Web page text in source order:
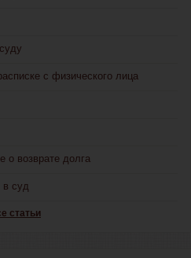
с физического лица
о возврате долга
в суд
статьи